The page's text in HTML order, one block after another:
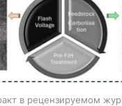
в рецензируемом